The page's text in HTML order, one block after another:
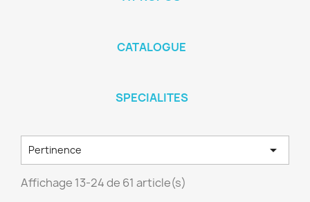
CATALOGUE
SPECIALITES
Pertinence 
Affichage 13-24 de 61 article(s)